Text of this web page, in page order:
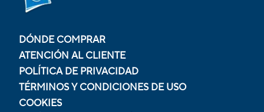
DÓNDE COMPRAR
ATENCIÓN AL CLIENTE
POLÍTICA DE PRIVACIDAD
TÉRMINOS Y CONDICIONES DE USO
COOKIES